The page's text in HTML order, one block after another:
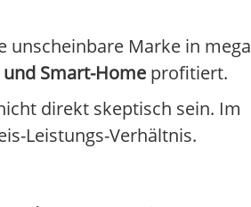
unscheinbare Marke in mega
Smart-Home profitiert.
direkt skeptisch sein. Im
Leistungs-Verhältnis.